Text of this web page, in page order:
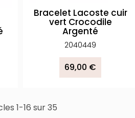
Bracelet Lacoste cuir
vert Crocodile
Argenté
2040449
69,00 €
1-16 sur 35